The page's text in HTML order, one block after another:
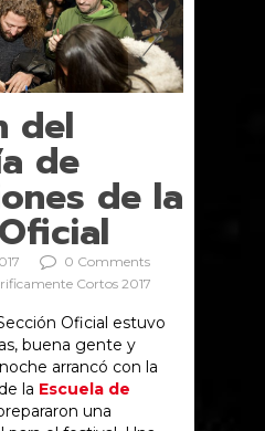
del
de
de la
0 Comments
Cortos 2017
Oficial estuvo
buena gente y
arrancó con la
la Escuela de
una